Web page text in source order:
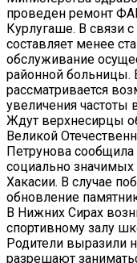
проведен ремонт
Курлугаше. В связи
составляет менее
обслуживание
районной больницы.
рассматривается
увеличения частоты
Ждут верхнесирцы
Великой
Петрунова сообщила
социально
Хакасии. В случае
обновление
В Нижних Сирах
спортивному залу
Родители выразили
разрешают